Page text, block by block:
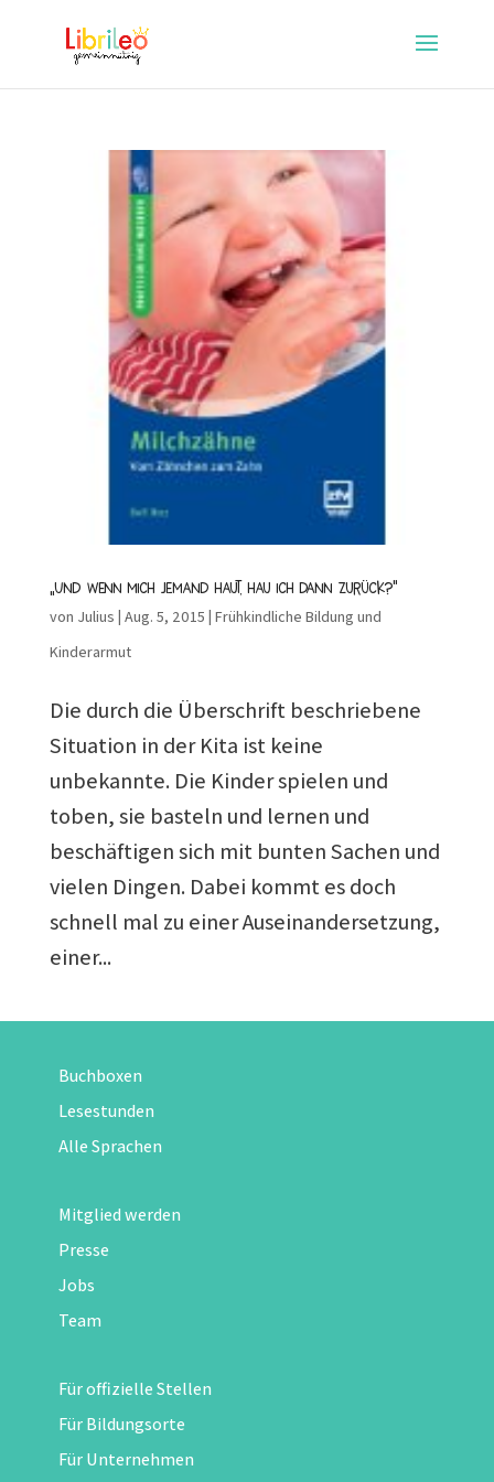
„Und wenn mich jemand haut, hau ich dann zurück?“
von Julius Aug. 5, 2015 Frühkindliche Bildung und
Kinderarmut
Die durch die Überschrift beschriebene
Situation in der Kita ist keine
unbekannte. Die Kinder spielen und
toben, sie basteln und lernen und
beschäftigen sich mit bunten Sachen und
vielen Dingen. Dabei kommt es doch
schnell mal zu einer Auseinandersetzung,
einer...
Buchboxen
Lesestunden
Alle Sprachen
Mitglied werden
Presse
Jobs
Team
Für offizielle Stellen
Für Bildungsorte
Für Unternehmen